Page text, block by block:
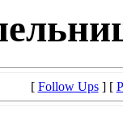
[ Follow Ups] [